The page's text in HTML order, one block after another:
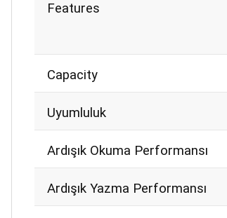
Features
Capacity
Uyumluluk
Ardışık Okuma Performansı
Ardışık Yazma Performansı